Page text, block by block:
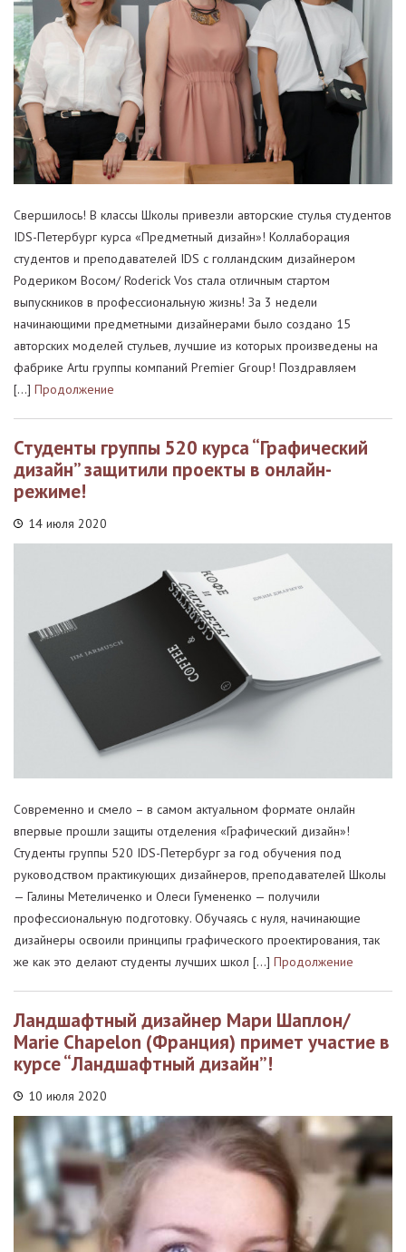
Свершилось! В классы Школы привезли авторские стулья студентов
IDS-Петербург курса «Предметный дизайн»! Коллаборация
студентов и преподавателей IDS с голландским дизайнером
Родериком Восом/ Roderick Vos стала отличным стартом
выпускников в профессиональную жизнь! За 3 недели
начинающими предметными дизайнерами было создано 15
авторских моделей стульев, лучшие из которых произведены на
фабрике Artu группы компаний Premier Group! Поздравляем
[…] Продолжение
Студенты группы 520 курса “Графический
дизайн” защитили проекты в онлайн-
режиме!
14 июля 2020
Современно и смело – в самом актуальном формате онлайн
впервые прошли защиты отделения «Графический дизайн»!
Студенты группы 520 IDS-Петербург за год обучения под
руководством практикующих дизайнеров, преподавателей Школы
— Галины Метеличенко и Олеси Гумененко — получили
профессиональную подготовку. Обучаясь с нуля, начинающие
дизайнеры освоили принципы графического проектирования, так
же как это делают студенты лучших школ […] Продолжение
Ландшафтный дизайнер Мари Шаплон/
Marie Chapelon (Франция) примет участие в
курсе “Ландшафтный дизайн”!
10 июля 2020